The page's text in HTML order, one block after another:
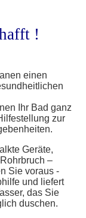
!
einen
Ihr Bad ganz
zur
Geräte,
–
Sie voraus -
und liefert
das Sie
duschen.